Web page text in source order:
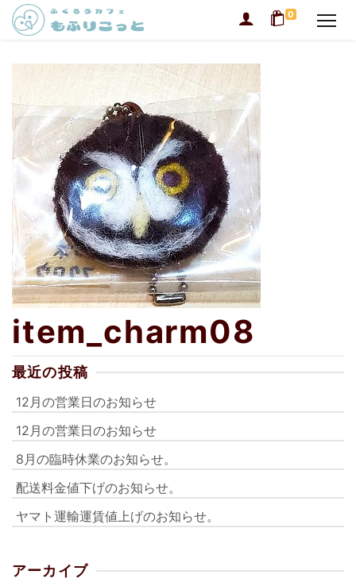
0
item_charm08
最近の投稿
12月の営業日のお知らせ
12月の営業日のお知らせ
8月の臨時休業のお知らせ。
配送料金値下げのお知らせ。
ヤマト運輸運賃値上げのお知らせ。
アーカイブ